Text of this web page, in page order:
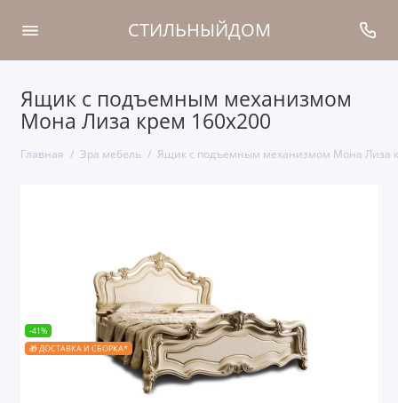
СТИЛЬНЫЙДОМ
Ящик с подъемным механизмом
Мона Лиза крем 160х200
Главная Эра мебель Ящик с подъемным механизмом Мона Лиза
-41%
🎁 ДОСТАВКА И СБОРКА*